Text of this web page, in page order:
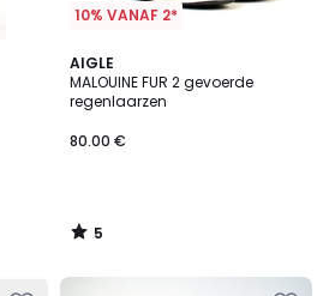
10% VANAF 2*
AIGLE
MALOUINE FUR 2 gevoerde
regenlaarzen
80.00 €
5
/
5
5
/